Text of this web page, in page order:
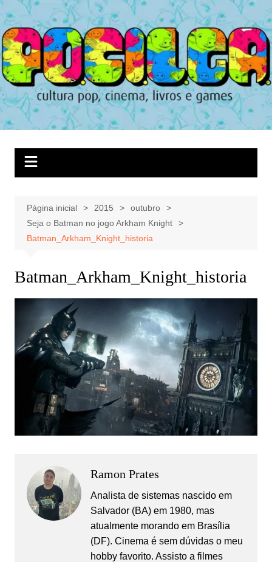
Ir
para
o
conteúdo
Página inicial 2015
outubro
Seja o Batman no jogo Arkham Knight
Batman_Arkham_Knight_historia
Batman_Arkham_Knight_historia
Ramon Prates
Analista de sistemas nascido em
Salvador (BA) em 1980, mas
atualmente morando em Brasília
(DF). Cinema é sem dúvidas o meu
hobby favorito. Assisto a filmes